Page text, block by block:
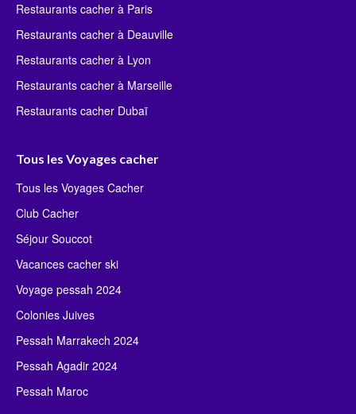
Restaurants cacher à Paris
Restaurants cacher à Deauville
Restaurants cacher à Lyon
Restaurants cacher à Marseille
Restaurants cacher Dubaï
Tous les Voyages cacher
Tous les Voyages Cacher
Club Cacher
Séjour Souccot
Vacances cacher ski
Voyage pessah 2024
Colonies Juives
Pessah Marrakech 2024
Pessah Agadir 2024
Pessah Maroc